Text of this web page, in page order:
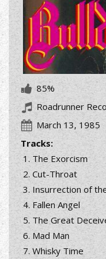
85%
Roadrunner
March 13, 1985
Tracks:
The Exorcism
Cut-Throat
Insurrection of
Fallen Angel
The Great
Mad Man
Whisky Time